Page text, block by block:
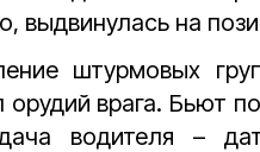
выдвинулась на
штурмовых
врага. Бьют
водителя –